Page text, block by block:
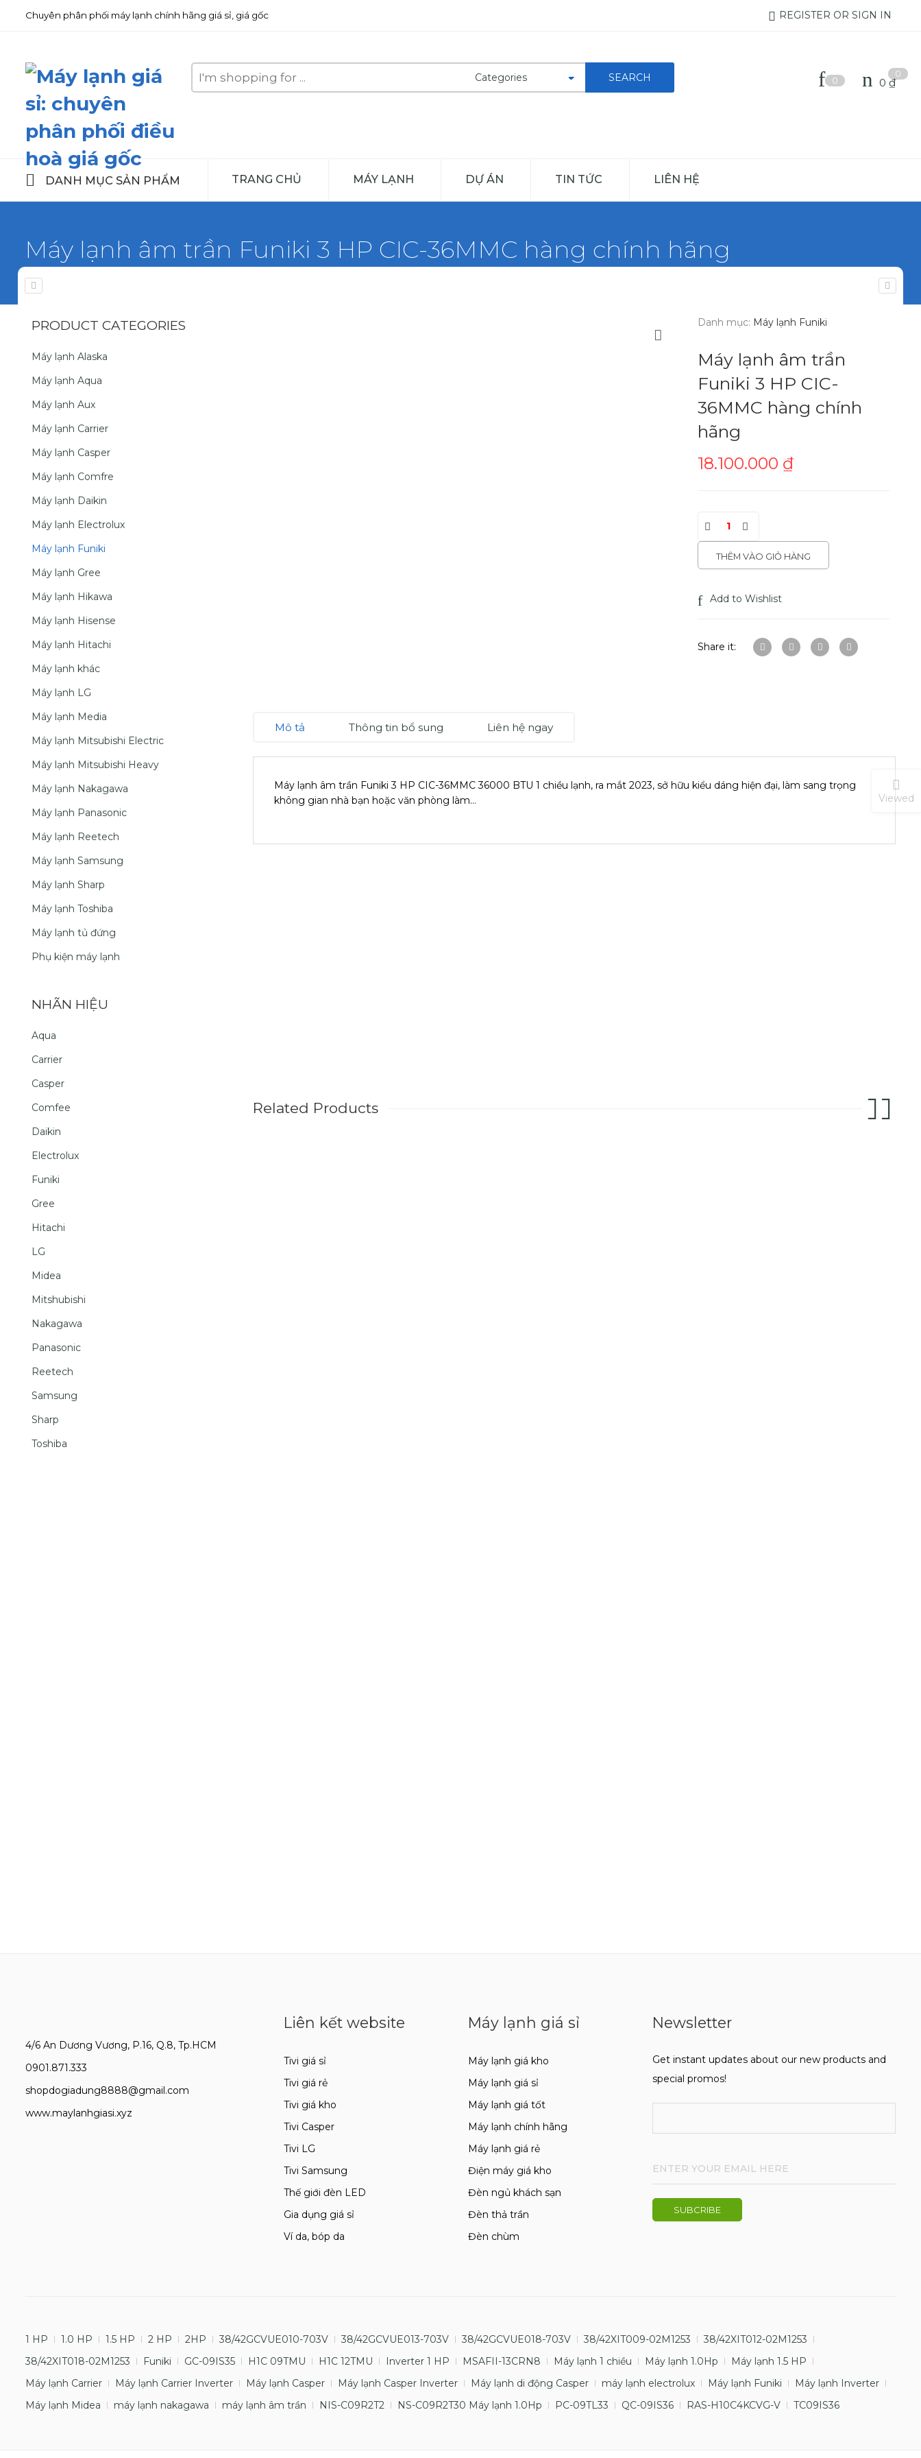
Chuyên phân phối máy lạnh chính hãng giá sỉ, giá gốc REGISTER OR SIGN IN
Search
here
0
0
0₫
DANH MỤC SẢN PHẨM TRANG CHỦ MÁY LẠNH DỰ ÁN TIN TỨC LIÊN HỆ
Máy lạnh âm trần Funiki 3 HP CIC-36MMC hàng chính hãng
Home
Danh mục: Máy lạnh Funiki
Máy lạnh âm trần
Funiki 3 HP CIC-
36MMC hàng chính
hãng
18.100.000 ₫
THÊM VÀO GIỎ HÀNG
Add to Wishlist
Share it:
Mô tả Thông tin bổ sung Liên hệ ngay
Máy lạnh âm trần Funiki 3 HP CIC-36MMC 36000 BTU 1 chiều lạnh, ra mắt 2023, sở hữu kiểu dáng hiện đại, làm sang trọng
không gian nhà bạn hoặc văn phòng làm…
Related Products
PRODUCT CATEGORIES
Máy lạnh Alaska
Máy lạnh Aqua
Máy lạnh Aux
Máy lạnh Carrier
Máy lạnh Casper
Máy lạnh Comfre
Máy lạnh Daikin
Máy lạnh Electrolux
Máy lạnh Funiki
Máy lạnh Gree
Máy lạnh Hikawa
Máy lạnh Hisense
Máy lạnh Hitachi
Máy lạnh khác
Máy lạnh LG
Máy lạnh Media
Máy lạnh Mitsubishi Electric
Máy lạnh Mitsubishi Heavy
Máy lạnh Nakagawa
Máy lạnh Panasonic
Máy lạnh Reetech
Máy lạnh Samsung
Máy lạnh Sharp
Máy lạnh Toshiba
Máy lạnh tủ đứng
Phụ kiện máy lạnh
NHÃN HIỆU
Aqua
Carrier
Casper
Comfee
Daikin
Electrolux
Funiki
Gree
Hitachi
LG
Midea
Mitshubishi
Nakagawa
Panasonic
Reetech
Samsung
Sharp
Toshiba
4/6 An Dương Vương, P.16, Q.8, Tp.HCM
0901.871.333
shopdogiadung8888@gmail.com
www.maylanhgiasi.xyz
Liên kết website
Tivi giá sỉ
Tivi giá rẻ
Tivi giá kho
Tivi Casper
Tivi LG
Tivi Samsung
Thế giới đèn LED
Gia dụng giá sỉ
Ví da, bóp da
Máy lạnh giá sỉ
Máy lạnh giá kho
Máy lạnh giá sỉ
Máy lạnh giá tốt
Máy lạnh chính hãng
Máy lạnh giá rẻ
Điện máy giá kho
Đèn ngủ khách sạn
Đèn thả trần
Đèn chùm
Newsletter
Get instant updates about our new products and
special promos!
1 HP 1.0 HP 1.5 HP 2 HP 2HP 38/42GCVUE010-703V 38/42GCVUE013-703V 38/42GCVUE018-703V 38/42XIT009-02M1253
38/42XIT012-02M1253
38/42XIT018-02M1253
Funiki GC-09IS35 H1C 09TMU H1C 12TMU Inverter 1 HP MSAFII-13CRN8 Máy lạnh 1 chiều Máy lạnh 1.0Hp
Máy lạnh 1.5 HP
Máy lạnh Carrier
Máy lạnh Carrier Inverter Máy lạnh Casper Máy lạnh Casper Inverter Máy lạnh di động Casper máy lạnh electrolux Máy lạnh Funiki
Máy lạnh Inverter
Máy lạnh Midea
máy lạnh nakagawa máy lạnh âm trần NIS-C09R2T2 NS-C09R2T30 Máy lạnh 1.0Hp PC-09TL33 QC-09IS36 RAS-H10C4KCVG-V TC09IS36
Viewed